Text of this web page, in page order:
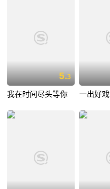
5.3
我在时间尽头等你 一出好戏